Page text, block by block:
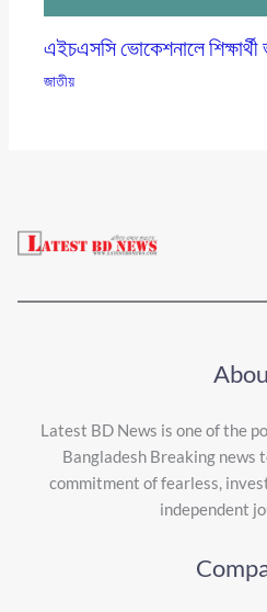
এইচএসসি ভোকেশনালে শিক্ষার্থী
জাতীয়
Latest BD News is one of the
Bangladesh Breaking news
commitment of fearless,
independent